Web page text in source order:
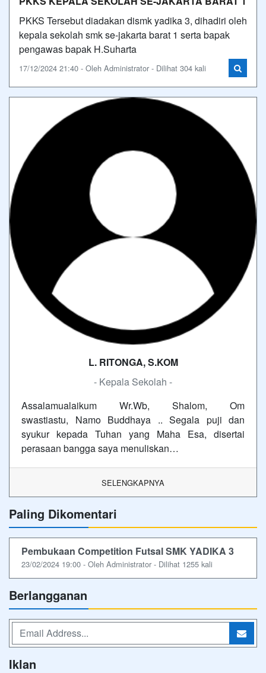
PKKS Tersebut diadakan dismk yadika 3, dihadiri oleh
kepala sekolah smk se-jakarta barat 1 serta bapak
pengawas bapak H.Suharta
17/12/2024 21:40 - Oleh Administrator - Dilihat 304 kali
L. RITONGA, S.KOM
- Kepala Sekolah -
Assalamualaikum Wr.Wb, Shalom, Om
swastiastu, Namo Buddhaya .. Segala puji dan
syukur kepada Tuhan yang Maha Esa, disertai
perasaan bangga saya menuliskan…
SELENGKAPNYA
Paling Dikomentari
Pembukaan Competition Futsal SMK YADIKA 3
23/02/2024 19:00 - Oleh Administrator - Dilihat 1255 kali
Berlangganan
Iklan